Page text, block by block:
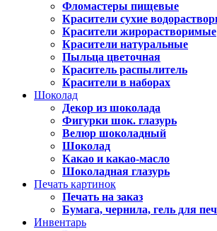
Фломастеры пищевые
Красители сухие
Красители жирорастворимые
Красители натуральные
Пыльца цветочная
Краситель распылитель
Красители в наборах
Шоколад
Декор из шоколада
Фигурки шок. глазурь
Велюр шоколадный
Шоколад
Какао и какао-масло
Шоколадная глазурь
Печать картинок
Печать на заказ
Бумага, чернила, гель для
Инвентарь